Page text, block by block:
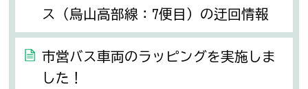
ス（烏山高部線：7便目）の迂回情報
市営バス車両のラッピングを実施しま
した！